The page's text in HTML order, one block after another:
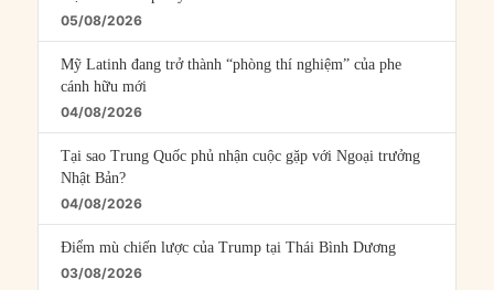
05/08/2026
Mỹ Latinh đang trở thành “phòng thí nghiệm” của phe
cánh hữu mới
04/08/2026
Tại sao Trung Quốc phủ nhận cuộc gặp với Ngoại trưởng
Nhật Bản?
04/08/2026
Điểm mù chiến lược của Trump tại Thái Bình Dương
03/08/2026